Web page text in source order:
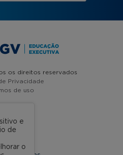
os direitos reservados
Privacidade
de uso
A FGV
e
de
o